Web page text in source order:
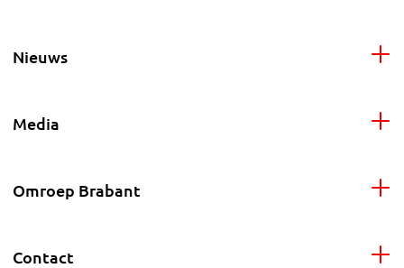
Nieuws
Media
Omroep Brabant
Contact